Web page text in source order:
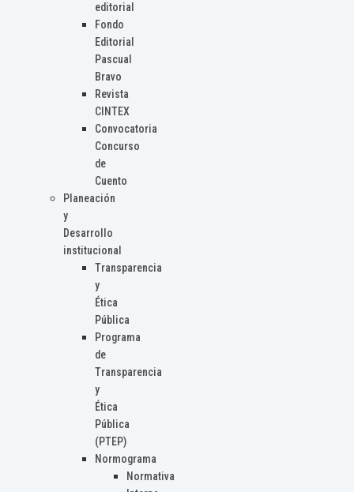
editorial
Fondo
Editorial
Pascual
Bravo
Revista
CINTEX
Convocatoria
Concurso
de
Cuento
Planeación
y
Desarrollo
institucional
Transparencia
y
Ética
Pública
Programa
de
Transparencia
y
Ética
Pública
(PTEP)
Normograma
Normativa